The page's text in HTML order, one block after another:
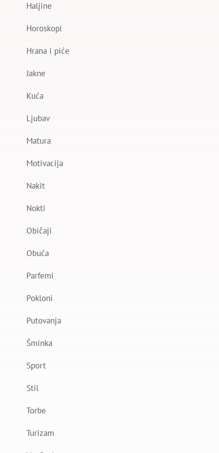
Haljine
Horoskopi
Hrana i piće
Jakne
Kuća
Ljubav
Matura
Motivacija
Nakit
Nokti
Običaji
Obuća
Parfemi
Pokloni
Putovanja
Šminka
Sport
Stil
Torbe
Turizam